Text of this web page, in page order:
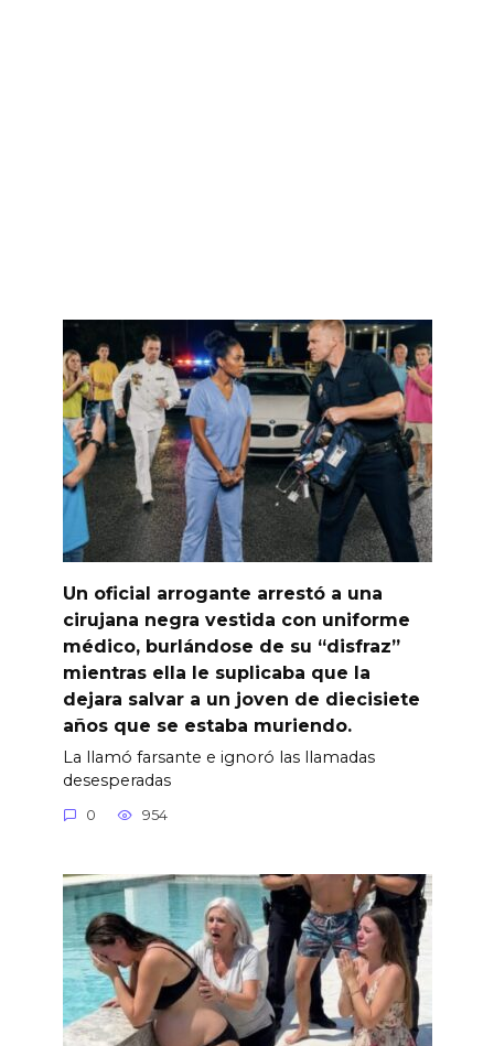
Un oficial arrogante arrestó a una
cirujana negra vestida con uniforme
médico, burlándose de su “disfraz”
mientras ella le suplicaba que la
dejara salvar a un joven de diecisiete
años que se estaba muriendo.
La llamó farsante e ignoró las llamadas
desesperadas
0 954